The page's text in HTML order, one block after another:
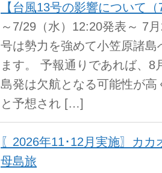
【台風13号の影響について
～7/29（水）12:20発表～ 7
号は勢力を強めて小笠原諸
ます。 予報通りであれば、8
島発は欠航となる可能性が
と予想され […]
〖2026年11･12月実施〗カ
母島旅